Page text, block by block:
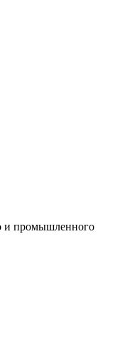
и промышленного